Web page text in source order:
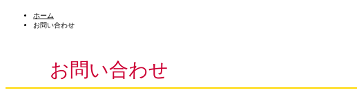
ホーム
お問い合わせ
お問い合わせ